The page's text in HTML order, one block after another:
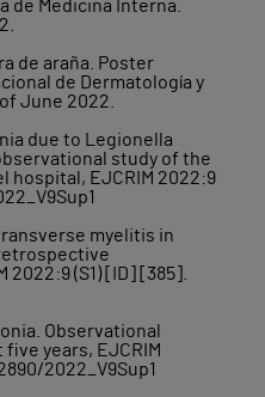
de Medicina Interna.
de araña. Poster
de Dermatología y
June 2022.
due to Legionella
study of the
hospital, EJCRIM 2022:9
myelitis in
2022:9 (S1) [ID] [385].
Observational
years, EJCRIM
2022_V9Sup1